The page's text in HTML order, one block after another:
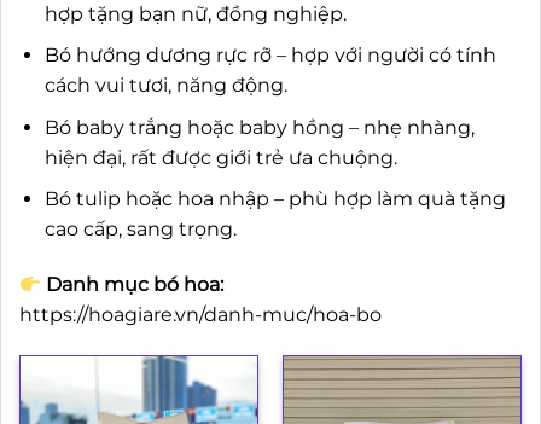
hợp tặng bạn nữ, đồng nghiệp.
Bó hướng dương rực rỡ – hợp với người có tính
cách vui tươi, năng động.
Bó baby trắng hoặc baby hồng – nhẹ nhàng,
hiện đại, rất được giới trẻ ưa chuộng.
Bó tulip hoặc hoa nhập – phù hợp làm quà tặng
cao cấp, sang trọng.
Danh mục bó hoa:
https://hoagiare.vn/danh-muc/hoa-bo